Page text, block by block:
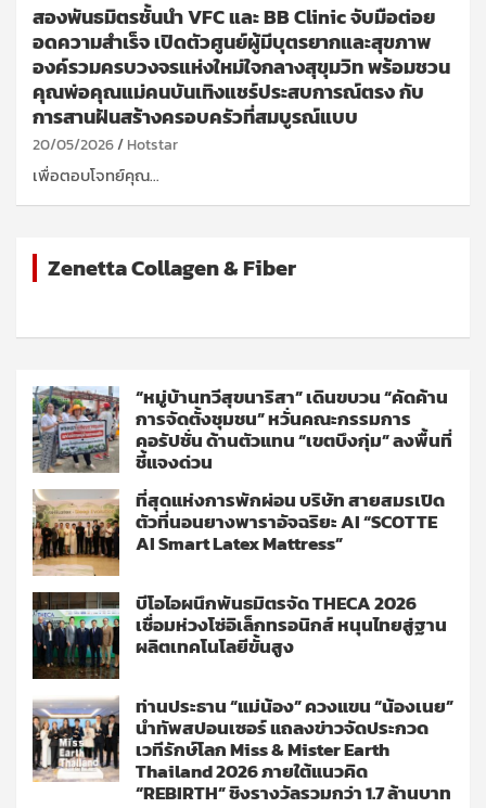
สองพันธมิตรชั้นนำ VFC และ BB Clinic จับมือต่อย
อดความสำเร็จ เปิดตัวศูนย์ผู้มีบุตรยากและสุขภาพ
องค์รวมครบวงจรแห่งใหม่ใจกลางสุขุมวิท พร้อมชวน
คุณพ่อคุณแม่คนบันเทิงแชร์ประสบการณ์ตรง กับ
การสานฝันสร้างครอบครัวที่สมบูรณ์แบบ
20/05/2026 Hotstar
เพื่อตอบโจทย์คุณ…
Zenetta Collagen & Fiber
“หมู่บ้านทวีสุขนาริสา” เดินขบวน “คัดค้าน
การจัดตั้งชุมชน” หวั่นคณะกรรมการ
คอรัปชั่น ด้านตัวแทน “เขตบึงกุ่ม” ลงพื้นที่
ชี้แจงด่วน
ที่สุดแห่งการพักผ่อน บริษัท สายสมรเปิด
ตัวที่นอนยางพาราอัจฉริยะ AI “SCOTTE
AI Smart Latex Mattress”
บีโอไอผนึกพันธมิตรจัด THECA 2026
เชื่อมห่วงโซ่อิเล็กทรอนิกส์ หนุนไทยสู่ฐาน
ผลิตเทคโนโลยีขั้นสูง
ท่านประธาน “แม่น้อง” ควงแขน “น้องเนย”
นำทัพสปอนเซอร์ แถลงข่าวจัดประกวด
เวทีรักษ์โลก Miss & Mister Earth
Thailand 2026 ภายใต้แนวคิด
“REBIRTH” ชิงรางวัลรวมกว่า 1.7 ล้านบาท